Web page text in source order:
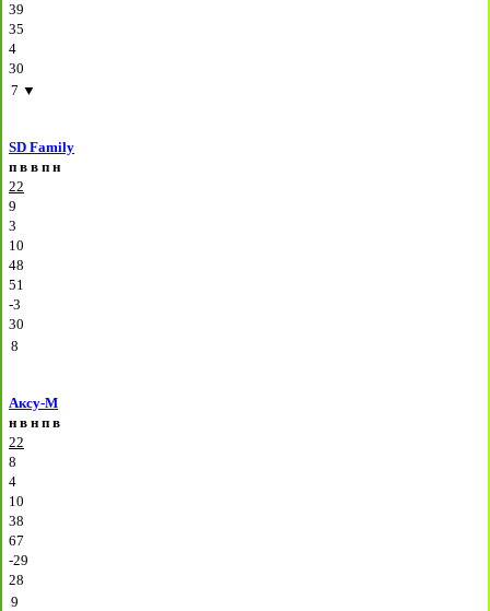
39
35
4
30
7 ▼
SD Family
п в в п н
22
9
3
10
48
51
-3
30
8
Аксу-М
н в н п в
22
8
4
10
38
67
-29
28
9